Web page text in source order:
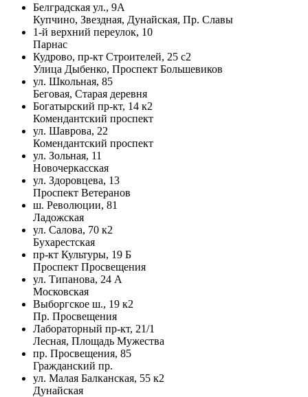
Белградская ул., 9А
Купчино, Звездная, Дунайская, Пр. Славы
1-й верхний переулок, 10
Парнас
Кудрово, пр-кт Строителей, 25 с2
Улица Дыбенко, Проспект Большевиков
ул. Школьная, 85
Беговая, Старая деревня
Богатырский пр-кт, 14 к2
Комендантский проспект
ул. Шаврова, 22
Комендантский проспект
ул. Зольная, 11
Новочеркасская
ул. Здоровцева, 13
Проспект Ветеранов
ш. Революции, 81
Ладожская
ул. Салова, 70 к2
Бухарестская
пр-кт Культуры, 19 Б
Проспект Просвещения
ул. Типанова, 24 А
Московская
Выборгское ш., 19 к2
Пр. Просвещения
Лабораторный пр-кт, 21/1
Лесная, Площадь Мужества
пр. Просвещения, 85
Гражданский пр.
ул. Малая Балканская, 55 к2
Дунайская